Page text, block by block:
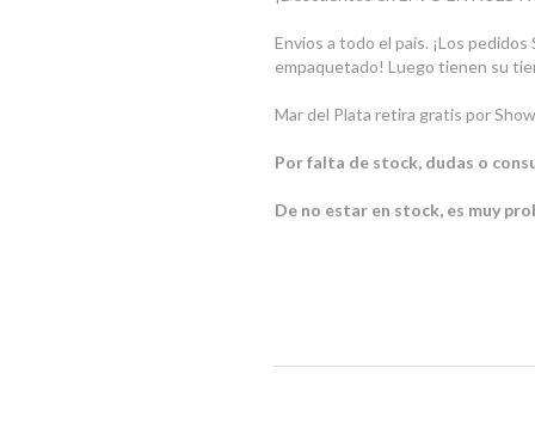
Envíos a todo el país. ¡Los
empaquetado! Luego tienen su
Mar del Plata retira gratis por
Por falta de stock, dudas o
De no estar en stock, es muy